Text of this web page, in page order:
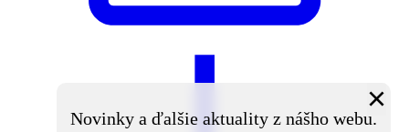
Novinky a ďalšie aktuality z nášho webu.
×